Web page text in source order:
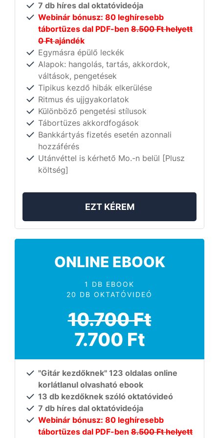
ONLINE EBOOK
1 DB EBOOK
20 DB OKTATÓVIDEÓ
10.700 Ft
7.700 Ft
"Gitár kezdőknek" 123 oldalas online
korlátlanul olvasható ebook
13 db kezdőknek szóló oktatóvideó
7 db híres dal oktatóvideója
Webinár bónusz: 80 leghíresebb
tábortüzes dal PDF-ben 8.500 Ft helyett
7 db híres dal oktatóvideója
Webinár bónusz: 80 leghíresebb
tábortüzes dal PDF-ben 8.500 Ft helyett
0 Ftajándék
Egymásra épülő leckék
Alapok: hangolás, tartás, akkordok,
váltások, pengetések
Tipikus kezdő hibák elkerülése
Ritmus és ujjgyakorlatok
Különböző pengetési stílusok
Tábortüzes akkordfogások
Bankkártyás fizetés esetén azonnali
hozzáférés
Utánvéttel is kérhető Mo.-n belül [Plusz
költség]
EZT KÉREM